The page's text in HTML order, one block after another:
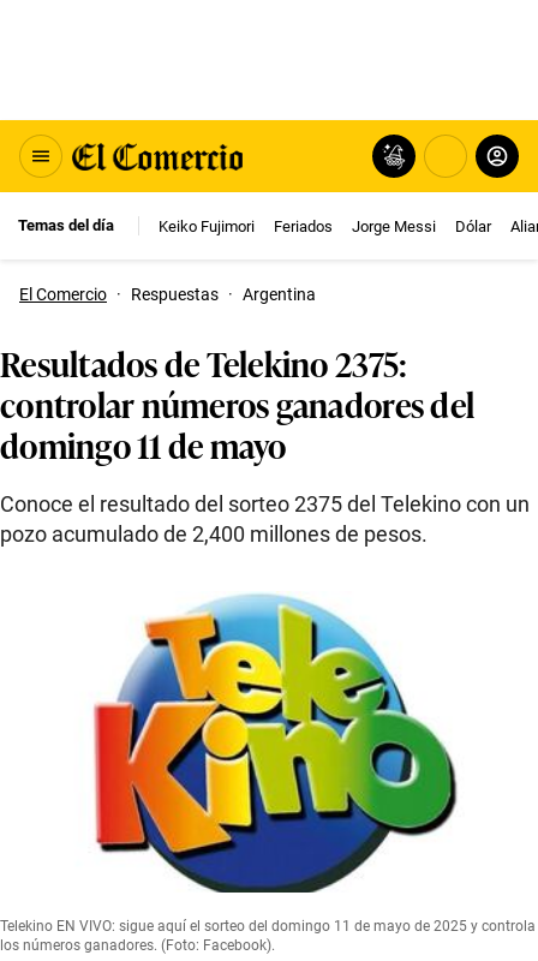
Temas del día Keiko Fujimori Feriados Jorge Messi Dólar
El Comercio · Respuestas · Argentina
Resultados de Telekino 2375:
controlar números ganadores del
domingo 11 de mayo
Conoce el resultado del sorteo 2375 del Telekino con un
pozo acumulado de 2,400 millones de pesos.
Telekino EN VIVO: sigue aquí el sorteo del domingo 11 de mayo de 2025 y controla
los números ganadores. (Foto: Facebook).